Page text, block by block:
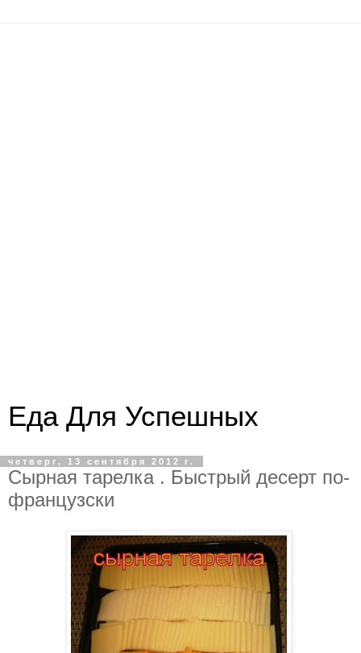
Еда Для Успешных
четверг, 13 сентября 2012 г.
Сырная тарелка . Быстрый десерт по-
французски